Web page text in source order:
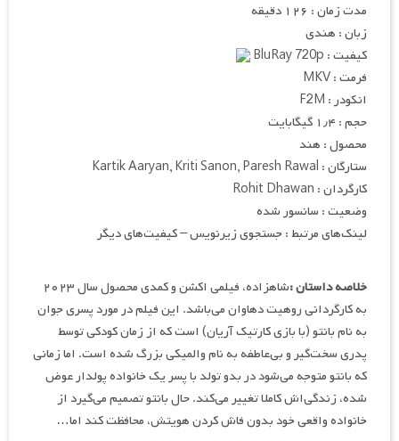
مدت زمان : ۱۲۶ دقیقه
زبان : هندی
کیفیت : BluRay 720p
فرمت : MKV
انکودر : F2M
حجم : ۱٫۴ گیگابایت
محصول : هند
ستارگان : Kartik Aaryan, Kriti Sanon, Paresh Rawal
کارگردان : Rohit Dhawan
وضعیت : سانسور شده
لینک‌های مرتبط : جستجوی زیرنویس – کیفیت‌های دیگر
خلاصه داستان :
شاهزاده، فیلمی اکشن و کمدی محصول سال ۲۰۲۳
به کارگردانی روهیت دهاوان می‌باشد. این فیلم در مورد پسری جوان
به نام بانتو (با بازی کارتیک آریان) است که از زمان کودکی توسط
پدری سخت‌گیر و بی‌عاطفه به نام والمیکی بزرگ شده است. اما زمانی
که بانتو متوجه می‌شود در بدو تولد با پسر یک خانواده پولدار عوض
شده، زندگی‌اش کاملا تغییر می‌کند. حال بانتو تصمیم می‌گیرد از
خانواده واقعی خود بدون فاش کردن هویتش، محافظت کند اما…